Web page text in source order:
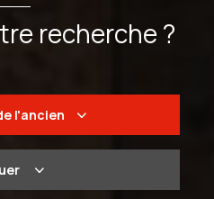
recherche ?
l'ancien